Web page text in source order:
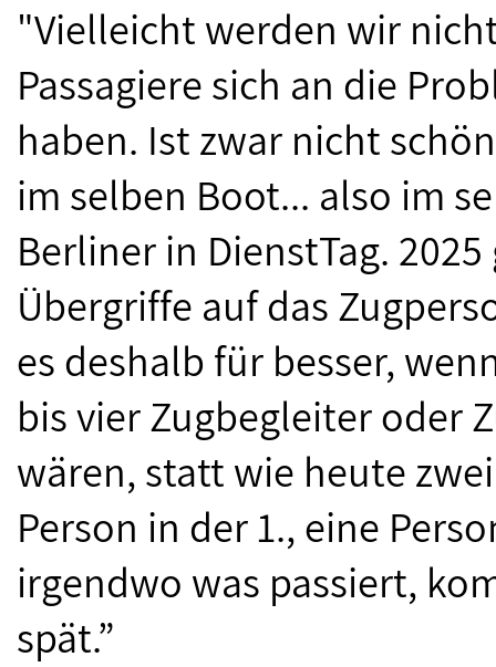
"Vielleicht werden wir
Passagiere sich an die
haben. Ist zwar nicht
im selben Boot... also im
Berliner in DienstTag.
Übergriffe auf das
es deshalb für besser,
bis vier Zugbegleiter oder
wären, statt wie heute
Person in der 1., eine
irgendwo was passiert,
spät.”